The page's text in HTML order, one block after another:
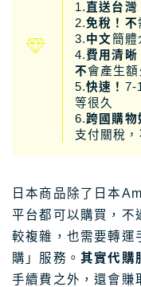
1.直送台灣
2.免稅！不
3.中文簡體
4.費用清晰
不會產生額
5.快速！ 7-
等很久
6.跨國購物
支付關稅，
日本商品除了日本
平台都可以購買，不
較複雜，也需要轉運
購」服務。 其實代購
手續費之外，還會賺